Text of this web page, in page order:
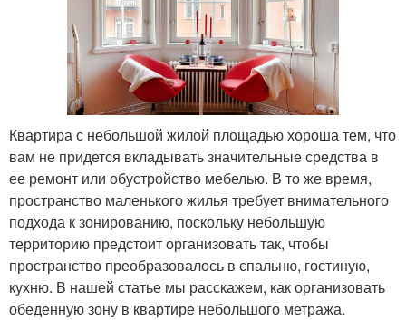
Квартира с небольшой жилой площадью хороша тем, что
вам не придется вкладывать значительные средства в
ее ремонт или обустройство мебелью. В то же время,
пространство маленького жилья требует внимательного
подхода к зонированию, поскольку небольшую
территорию предстоит организовать так, чтобы
пространство преобразовалось в спальню, гостиную,
кухню. В нашей статье мы расскажем, как организовать
обеденную зону в квартире небольшого метража.